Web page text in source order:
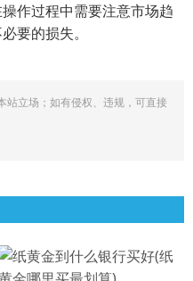
作过程中需要注意市场趋
要的损失。
站立场；如有侵权、违规，可直接